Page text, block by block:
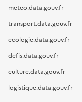
meteo.data.gouv.fr
transport.data.gouv.fr
ecologie.data.gouv.fr
defis.data.gouv.fr
culture.data.gouv.fr
logistique.data.gouv.fr